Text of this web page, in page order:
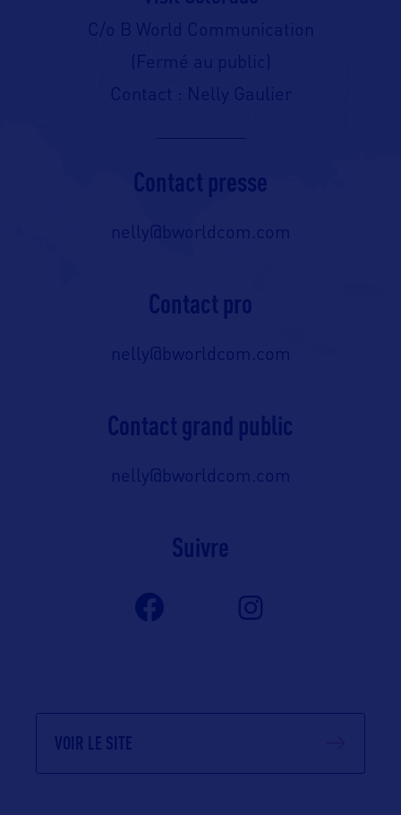
C/o B World Communication
(Fermé au public)
Contact : Nelly Gaulier
Contact presse
nelly@bworldcom.com
Contact pro
nelly@bworldcom.com
Contact grand public
nelly@bworldcom.com
Suivre
VOIR LE SITE